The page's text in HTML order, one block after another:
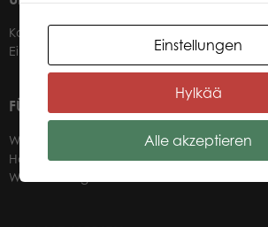
Kontakt
Einzelhändler
FÜR UNSERE EINZELHÄNDLER
Werden Sie einzelhändler
Händler Information
Webbutik login
Einstellungen
Hylkää
Alle akzeptieren